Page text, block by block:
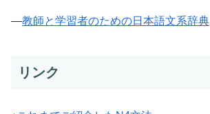
—教師と学習者のための日本語文系辞典
リンク